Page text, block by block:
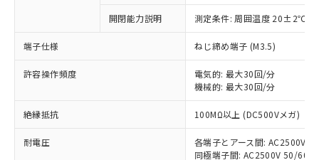
開閉能力説明 測定条件: 周囲温度 20±2℃、
端子仕様 ねじ締め端子 (M3.5)
許容操作頻度
電気的: 最大30回/分
機械的: 最大30回/分
絶縁抵抗 100MΩ以上 (DC500Vメガ)
耐電圧
各端子とアース間: AC2500V
同極端子間: AC2500V 50/
以下の条件をお読みいただき、同意のうえ
ご利用ください。
本サービスは、当社制御機器事業取扱
商品の当社在庫状況および標準価格
当社制御機器事業取扱商品の中には、
本サービスの対象外となる商品もある
ことをご了承ください。
対応予定なし：EU RoHS指令（10物質）の
非含有に非対応の商品で、対応品を出す予
定はありません。
調査・確認中：EU RoHS指令（10物質）の
非含有の対応状況を調査中または確認中の
非該当品：ライセンス料など無形物で、有
害物質有無と関係のない商品です。
いたものが、含有品と判明した場合などや
※1 中国RoHS○×表
「○」：最大均質材料含有率が中国RoHSの
基準値以下であることを示します。
「×」：最大均質材料含有率が中国RoHSの
基準値を超えていることを示します。
当社は、これら貴社製品のうち、外国